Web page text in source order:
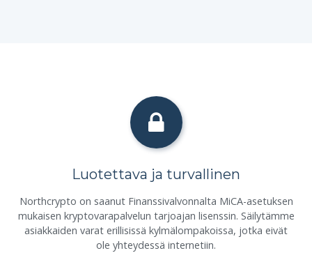
Luotettava ja turvallinen
Northcrypto on saanut Finanssivalvonnalta MiCA-asetuksen
mukaisen kryptovarapalvelun tarjoajan lisenssin. Säilytämme
asiakkaiden varat erillisissä kylmälompakoissa, jotka eivät
ole yhteydessä internetiin.